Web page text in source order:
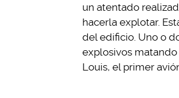
un atentado
hacerla explotar.
del edificio. Uno o
explosivos matando
Louis, el primer